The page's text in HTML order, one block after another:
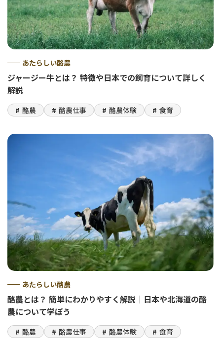
あたらしい酪農
ジャージー牛とは？ 特徴や日本での飼育について詳しく
解説
酪農 酪農仕事 酪農体験 食育
あたらしい酪農
酪農とは？ 簡単にわかりやすく解説｜日本や北海道の酪
農について学ぼう
酪農 酪農仕事 酪農体験 食育